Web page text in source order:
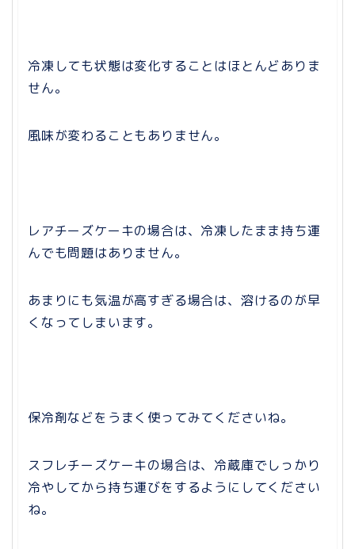
冷凍しても状態は変化することはほとんどありま
せん。
風味が変わることもありません。
レアチーズケーキの場合は、冷凍したまま持ち運
んでも問題はありません。
あまりにも気温が高すぎる場合は、溶けるのが早
くなってしまいます。
保冷剤などをうまく使ってみてくださいね。
スフレチーズケーキの場合は、冷蔵庫でしっかり
冷やしてから持ち運びをするようにしてください
ね。